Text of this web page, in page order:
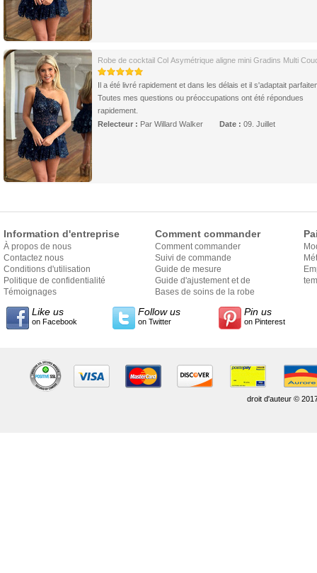
Robe de cocktail Col Asymétrique aligne mini Gradins Multi
Il a été livré rapidement et dans les délais et il s'adaptait
Toutes mes questions ou préoccupations ont été répondues
rapidement.
Relecteur : Par Willard Walker Date : 09. Juillet
Information d'entreprise
À propos de nous
Contactez nous
Conditions d'utilisation
Politique de confidentialité
Témoignages
Comment commander
Comment commander
Suivi de commande
Guide de mesure
Guide d'ajustement et de
style
Bases de soins de la robe
Like us
on Facebook
Follow us
on Twitter
Pin us
on Pinterest
droit d'auteur ©